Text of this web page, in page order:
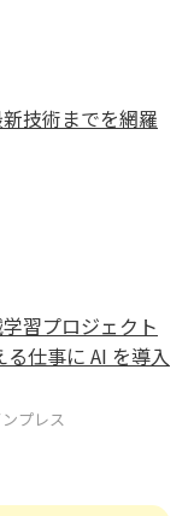
技術までを網羅
習プロジェクト
仕事に AI を導入
プレス